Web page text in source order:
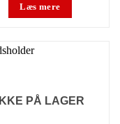
Læs mere
IKKE PÅ LAGER